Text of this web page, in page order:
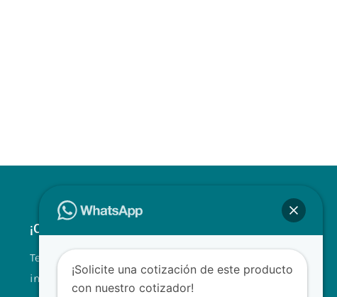
¡Contáctenos!
Tel.: +507 310 0680/81
info@clinilabpanama.com
¡Solicite una cotización de este producto
con nuestro cotizador!